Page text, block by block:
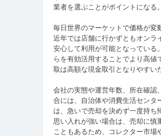
業者を選ぶことがポイントになる
毎日世界のマーケットで価格が変
近年では店舗に行かずともオンラ
安心して利用が可能となってい
らを有効活用することでより高
取は高額な現金取引となりやすい
会社の実態や運営年数、所在確
合には、自治体や消費生活センタ
は、急いで売却を決めず一度持
思い入れが強い場合は、売却に慎
こともあるため、コレクター市場